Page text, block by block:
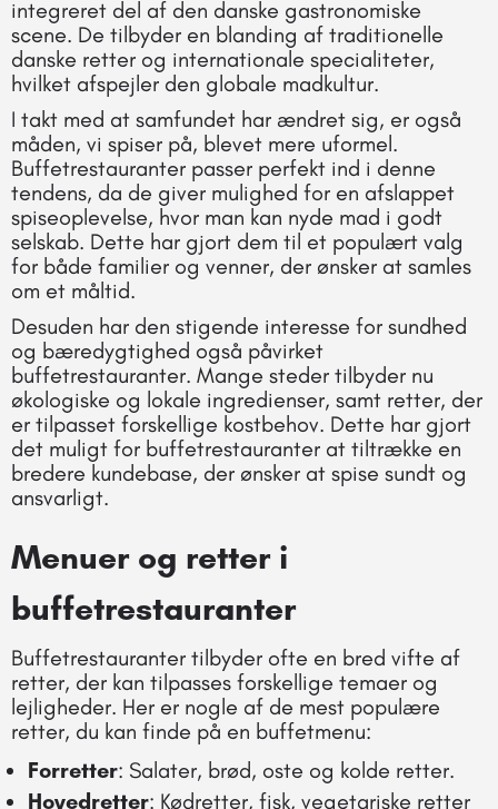
integreret del af den danske gastronomiske
scene. De tilbyder en blanding af traditionelle
danske retter og internationale specialiteter,
hvilket afspejler den globale madkultur.
I takt med at samfundet har ændret sig, er også
måden, vi spiser på, blevet mere uformel.
Buffetrestauranter passer perfekt ind i denne
tendens, da de giver mulighed for en afslappet
spiseoplevelse, hvor man kan nyde mad i godt
selskab. Dette har gjort dem til et populært valg
for både familier og venner, der ønsker at samles
om et måltid.
Desuden har den stigende interesse for sundhed
og bæredygtighed også påvirket
buffetrestauranter. Mange steder tilbyder nu
økologiske og lokale ingredienser, samt retter, der
er tilpasset forskellige kostbehov. Dette har gjort
det muligt for buffetrestauranter at tiltrække en
bredere kundebase, der ønsker at spise sundt og
ansvarligt.
Menuer og retter i
buffetrestauranter
Buffetrestauranter tilbyder ofte en bred vifte af
retter, der kan tilpasses forskellige temaer og
lejligheder. Her er nogle af de mest populære
retter, du kan finde på en buffetmenu:
Forretter: Salater, brød, oste og kolde retter.
Hovedretter: Kødretter, fisk, vegetariske retter